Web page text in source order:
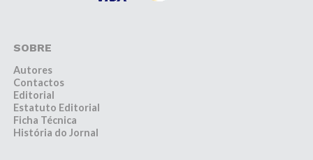
SOBRE
Autores
Contactos
Editorial
Estatuto Editorial
Ficha Técnica
História do Jornal